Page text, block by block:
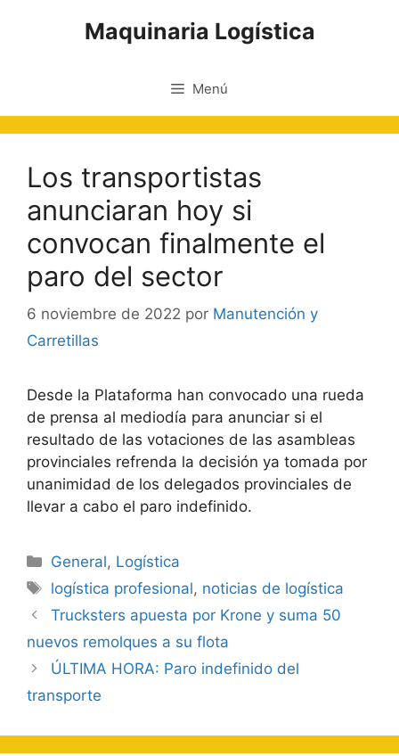
Maquinaria Logística
Menú
​Los transportistas
anunciaran hoy si
convocan finalmente el
paro del sector
6 noviembre de 2022 por Manutención y
Carretillas
Desde la Plataforma han convocado una rueda
de prensa al mediodía para anunciar si el
resultado de las votaciones de las asambleas
provinciales refrenda la decisión ya tomada por
unanimidad de los delegados provinciales de
llevar a cabo el paro indefinido.
Categorías
General, Logística
Etiquetas
logística profesional, noticias de logística
Navegación
entradas
Trucksters apuesta por Krone y suma 50
nuevos remolques a su flota
ÚLTIMA HORA: Paro indefinido del
transporte